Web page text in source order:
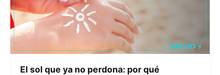
El sol que ya no perdona: por qué